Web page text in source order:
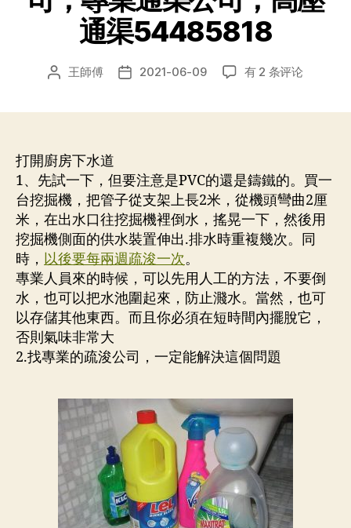
通渠54485818
文 王師傅
发 2021-06-09
疏
道，
通
渠
54485818
香
通
公
司，
業
渠
公
司，
高
壓
通
渠
54485818
有 2 条评论
打開廚房下水道
1、先試一下，但要注意是PVC的還是鑄鐵的。買一
台挖掘機，把管子從支架上長2米，從機頭彎曲2厘
米，在出水口往挖掘機裡倒水，搖晃一下，然後用
挖掘機側面的供水裝置伸出.排水時重複幾次。同
時， 以後要每兩週疏浚一次。
專業人員來的時候，可以先用人工的方法，不要倒
水，也可以把水池圍起來，防止濺水。當然，也可
以存儲其他東西。而且你必須在短時間內擺脫它，
否則氣味非常大
2.找專業的疏浚公司，一定能解決這個問題